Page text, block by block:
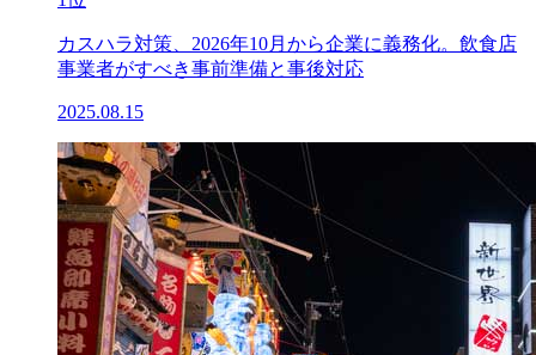
カスハラ対策、2026年10月から企業に義務化。飲食店
事業者がすべき事前準備と事後対応
2025.08.15